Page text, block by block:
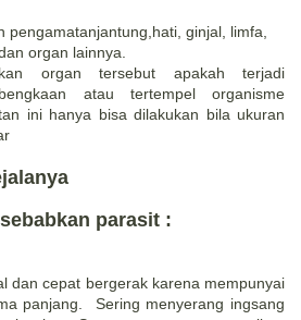
pengamatanjantung,hati, ginjal, limfa,
organ lainnya.
organ tersebut apakah terjadi
atau tertempel organisme
ini hanya bisa dilakukan bila ukuran
parasit :
dan cepat bergerak karena mempunyai
panjang. Sering menyerang ingsang